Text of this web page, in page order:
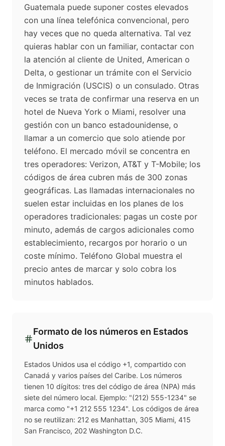
Guatemala puede suponer costes elevados
con una línea telefónica convencional, pero
hay veces que no queda alternativa. Tal vez
quieras hablar con un familiar, contactar con
la atención al cliente de United, American o
Delta, o gestionar un trámite con el Servicio
de Inmigración (USCIS) o un consulado. Otras
veces se trata de confirmar una reserva en un
hotel de Nueva York o Miami, resolver una
gestión con un banco estadounidense, o
llamar a un comercio que solo atiende por
teléfono. El mercado móvil se concentra en
tres operadores: Verizon, AT&T y T-Mobile; los
códigos de área cubren más de 300 zonas
geográficas. Las llamadas internacionales no
suelen estar incluidas en los planes de los
operadores tradicionales: pagas un coste por
minuto, además de cargos adicionales como
establecimiento, recargos por horario o un
coste mínimo. Teléfono Global muestra el
precio antes de marcar y solo cobra los
minutos hablados.
Formato de los números en Estados
Unidos
Estados Unidos usa el código +1, compartido con
Canadá y varios países del Caribe. Los números
tienen 10 dígitos: tres del código de área (NPA) más
siete del número local. Ejemplo: "(212) 555-1234" se
marca como "+1 212 555 1234". Los códigos de área
no se reutilizan: 212 es Manhattan, 305 Miami, 415
San Francisco, 202 Washington D.C.